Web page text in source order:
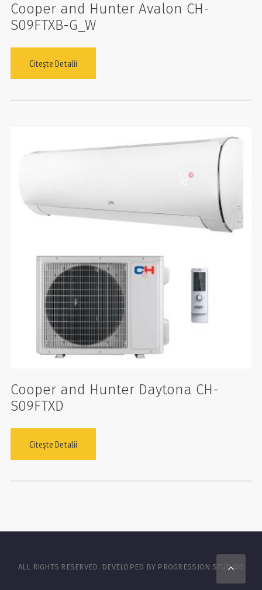
Cooper and Hunter Avalon CH-
S09FTXB-G_W
Citește Detalii
Cooper and Hunter Daytona CH-
S09FTXD
Citește Detalii
ALL RIGHTS RESERVED. DEVELOPED BY PROGRESSION STUDIOS